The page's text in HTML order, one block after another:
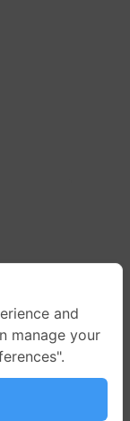
านคร 10330
and
manage your